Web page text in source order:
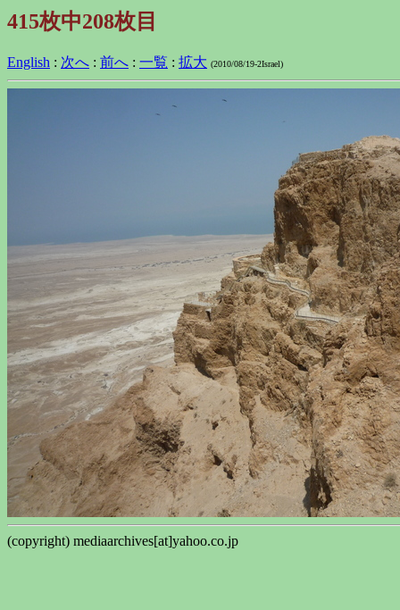
415枚中208枚目
English : 次へ : 前へ : 一覧 : 拡大 (2010/08/19-2Israel)
(copyright) mediaarchives[at]yahoo.co.jp